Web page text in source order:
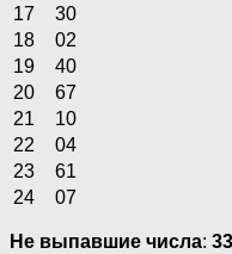
17
30
18
02
19
40
20
67
21
10
22
04
23
61
24
07
Не выпавшие числа: